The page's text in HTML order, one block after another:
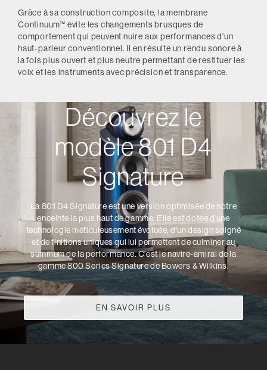
Grâce à sa construction composite, la membrane
Continuum™ évite les changements brusques de
comportement qui peuvent nuire aux performances d'un
haut-parleur conventionnel. Il en résulte un rendu sonore à
la fois plus ouvert et plus neutre permettant de restituer les
voix et les instruments avec précision et transparence.
Découvrez le
modèle 801 D4
Signature
La 801 D4 Signature est une version optimisée de notre
enceinte la plus haut de gamme. Elle est dotée d'une
technologie méticuleusement évoluée, d'un design soigné
et de finitions uniques qui lui permettent de culminer au
summum de la performance. C'est le navire-amiral de la
gamme 800 Series Signature de Bowers & Wilkins.
EN SAVOIR PLUS